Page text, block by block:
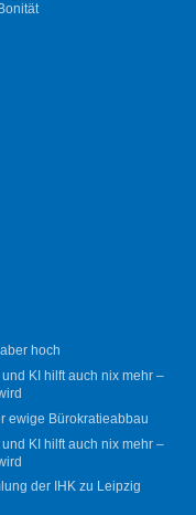
hoch
KI hilft auch nix mehr –
ewige Bürokratieabbau
KI hilft auch nix mehr –
der IHK zu Leipzig